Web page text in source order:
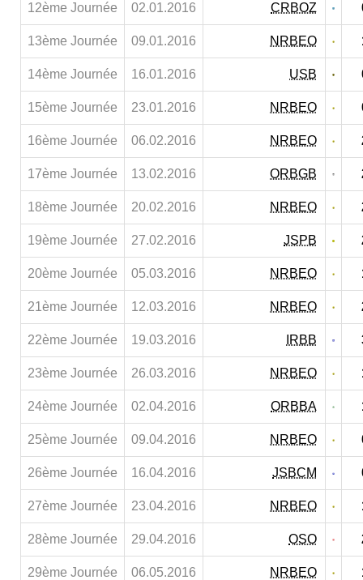
12ème Journée 02.01.2016 CRBOZ
13ème Journée 09.01.2016 NRBEO
14ème Journée 16.01.2016 USB
15ème Journée 23.01.2016 NRBEO
16ème Journée 06.02.2016 NRBEO
17ème Journée 13.02.2016 ORBGB
18ème Journée 20.02.2016 NRBEO
19ème Journée 27.02.2016 JSPB
20ème Journée 05.03.2016 NRBEO
21ème Journée 12.03.2016 NRBEO
22ème Journée 19.03.2016 IRBB
23ème Journée 26.03.2016 NRBEO
24ème Journée 02.04.2016 ORBBA
25ème Journée 09.04.2016 NRBEO
26ème Journée 16.04.2016 JSBCM
27ème Journée 23.04.2016 NRBEO
28ème Journée 29.04.2016 OSO
29ème Journée 06.05.2016 NRBEO